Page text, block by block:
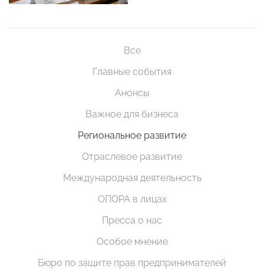
Все
Главные события
Анонсы
Важное для бизнеса
Региональное развитие
Отраслевое развитие
Международная деятельность
ОПОРА в лицах
Пресса о нас
Особое мнение
Бюро по защите прав предпринимателей